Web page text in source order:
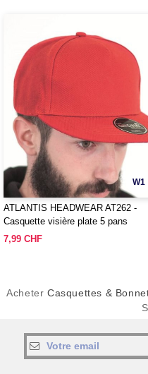
W1
ATLANTIS HEADWEAR AT262 -
Casquette visière plate 5 pans
7,99 CHF
AcheterCasquettes &